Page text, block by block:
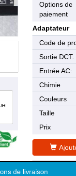
Options de
paiement
Adaptateur
Code de
Sortie DCT:
Entrée AC:
Chimie
Couleurs
Taille
Prix
de livraison